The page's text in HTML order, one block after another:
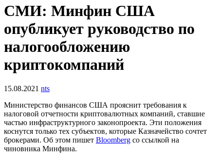
СМИ: Минфин США
опубликует руководство по
налогообложению
криптокомпаний
15.08.2021 nts
Министерство финансов США прояснит требования к
налоговой отчетности криптовалютных компаний, ставшие
частью инфраструктурного законопроекта. Эти положения
коснутся только тех субъектов, которые Казначейство сочтет
брокерами. Об этом пишет Bloomberg со ссылкой на
чиновника Минфина.